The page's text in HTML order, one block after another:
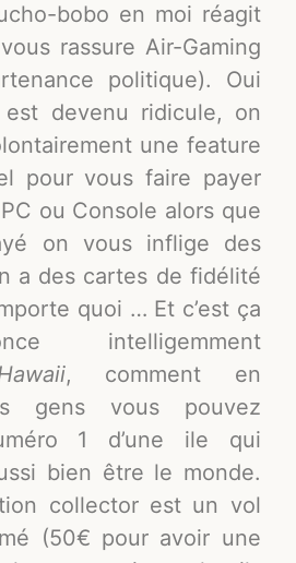
bobo en moi réagit
rassure Air-Gaming
politique). Oui
devenu ridicule, on
une feature
pour vous faire payer
ou Console alors que
on vous inflige des
a des cartes de fidélité
quoi … Et c’est ça
intelligemment
, comment en
gens vous pouvez
1 d’une ile qui
bien être le monde.
collector est un vol
(50€ pour avoir une